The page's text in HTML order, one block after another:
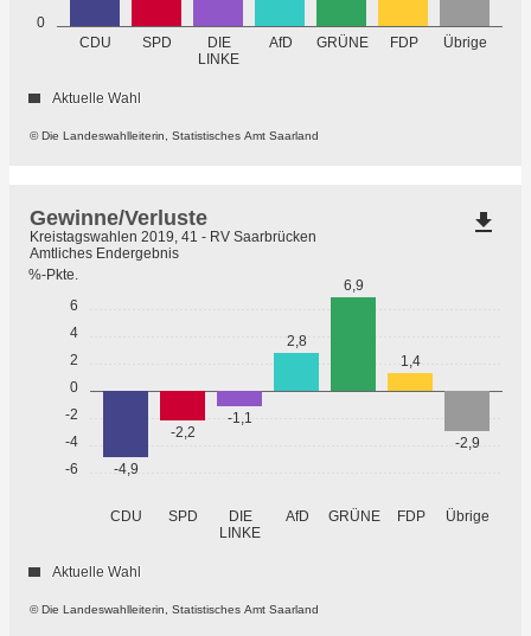
0
CDU SPD
DIE
LINKE
AfD GRÜNE FDP Übrige
© Die Landeswahlleiterin, Statistisches Amt Saarland
Aktuelle Wahl
-6
-4
-2
0
2
4
6
%-Pkte.
CDU SPD
DIE
LINKE
AfD GRÜNE FDP Übrige
-4,9
-2,2
-1,1
2,8
6,9
1,4
-2,9
© Die Landeswahlleiterin, Statistisches Amt Saarland
Gewinne/Verluste
Kreistagswahlen 2019, 41 - RV Saarbrücken
Amtliches Endergebnis
Aktuelle Wahl
file_download